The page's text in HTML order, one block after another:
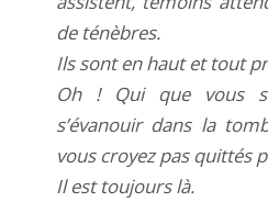
de ténèbres.
Ils sont en haut et tout
Oh ! Qui que vous
s’évanouir dans la
vous croyez pas quittés
Il est toujours là.